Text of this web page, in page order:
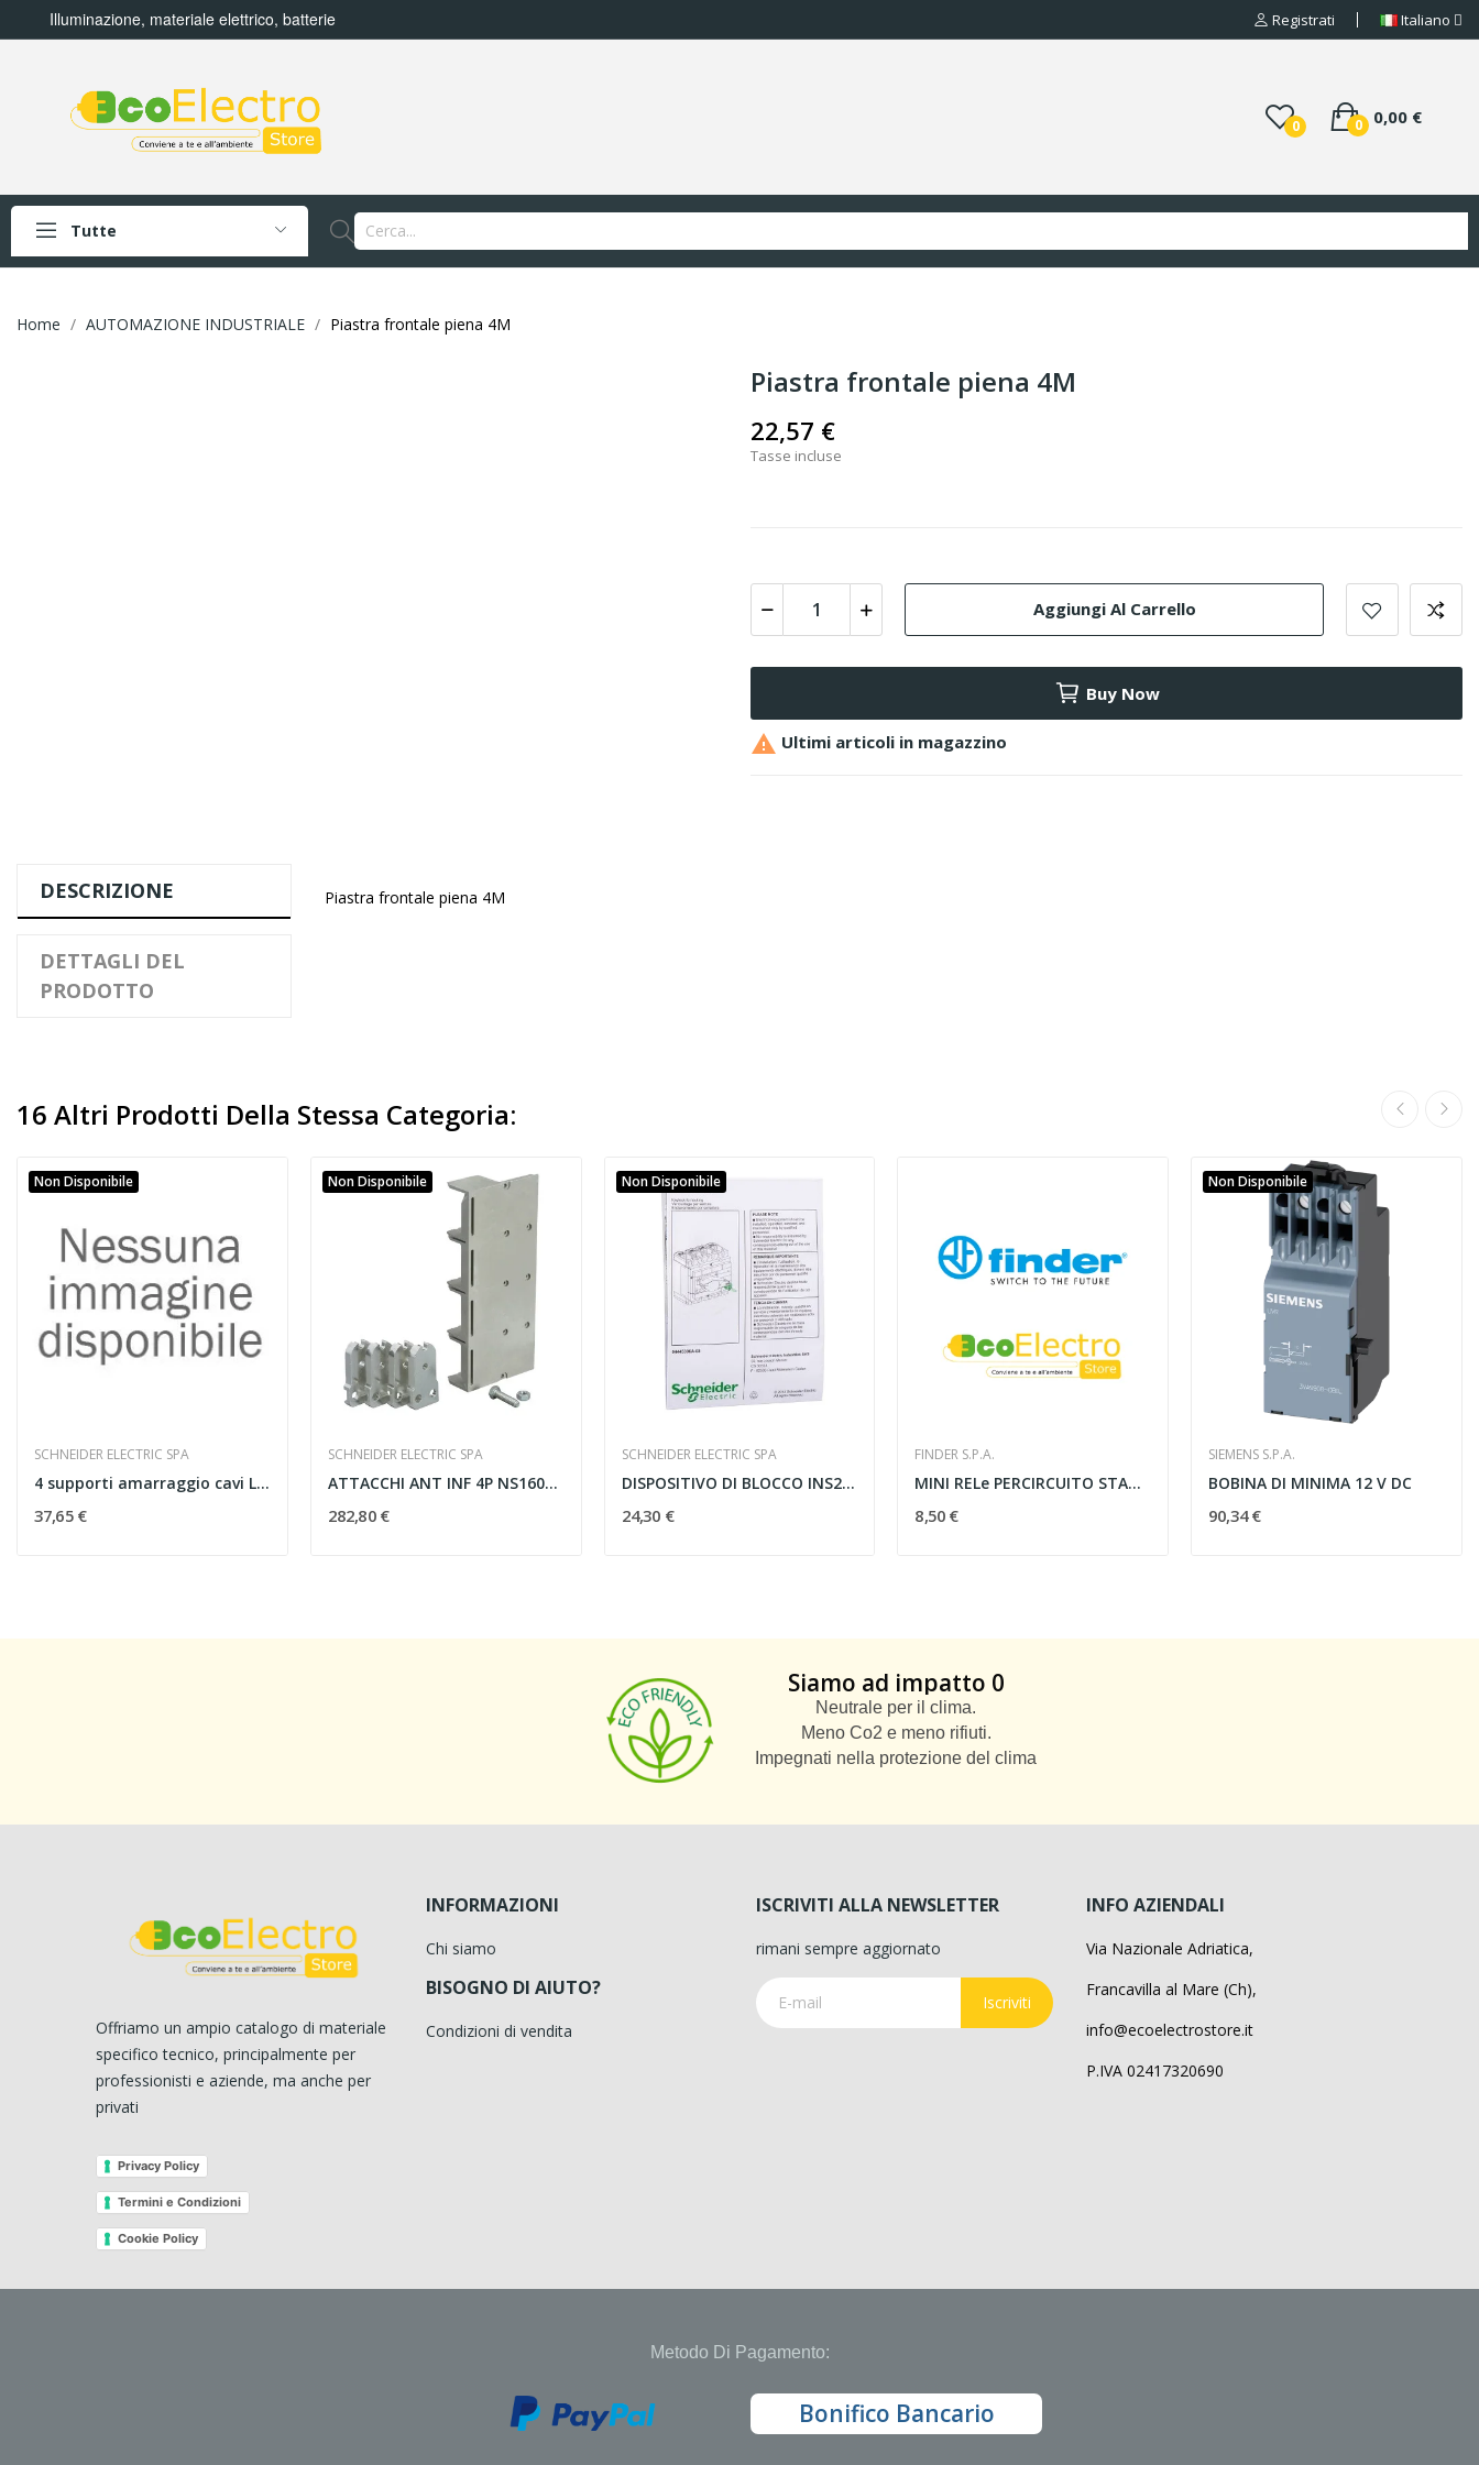
Illuminazione, materiale elettrico, batterie Registrati Italiano
0 0,00 €
0
Tutte
Home AUTOMAZIONE INDUSTRIALE Piastra frontale piena 4M
Piastra frontale piena 4M
22,57 €
Tasse incluse
Aggiungi Al Carrello
Buy Now
 Ultimi articoli in magazzino
DESCRIZIONE
DETTAGLI DEL
PRODOTTO
Piastra frontale piena 4M
16 Altri Prodotti Della Stessa Categoria:
Non Disponibile
SCHNEIDER ELECTRIC SPA
4 supporti amarraggio cavi L650
37,65 €
Non Disponibile
SCHNEIDER ELECTRIC SPA
ATTACCHI ANT INF 4P NS1600 FISSO
282,80 €
Non Disponibile
SCHNEIDER ELECTRIC SPA
DISPOSITIVO DI BLOCCO INS250
24,30 €
FINDER S.P.A.
MINI RELe PERCIRCUITO STAMPATO Finder...
8,50 €
Non Disponibile
SIEMENS S.P.A.
BOBINA DI MINIMA 12 V DC
90,34 €
Siamo ad impatto 0
Neutrale per il clima.
Meno Co2 e meno rifiuti.
Impegnati nella protezione del clima
Offriamo un ampio catalogo di materiale
specifico tecnico, principalmente per
professionisti e aziende, ma anche per
privati
Privacy Policy
Termini e Condizioni
Cookie Policy
INFORMAZIONI
Chi siamo
BISOGNO DI AIUTO?
Condizioni di vendita
ISCRIVITI ALLA NEWSLETTER
rimani sempre aggiornato
Iscriviti
INFO AZIENDALI
Via Nazionale Adriatica,
Francavilla al Mare (Ch),
info@ecoelectrostore.it
P.IVA 02417320690
Metodo Di Pagamento:
Bonifico Bancario